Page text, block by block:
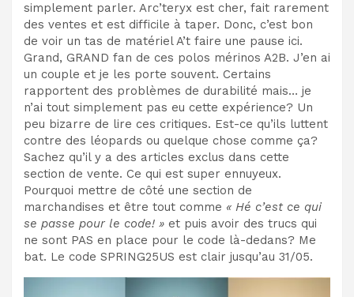
simplement parler. Arc’teryx est cher, fait rarement
des ventes et est difficile à taper. Donc, c’est bon
de voir un tas de matériel A’t faire une pause ici.
Grand, GRAND fan de ces polos mérinos A2B. J’en ai
un couple et je les porte souvent. Certains
rapportent des problèmes de durabilité mais… je
n’ai tout simplement pas eu cette expérience? Un
peu bizarre de lire ces critiques. Est-ce qu’ils luttent
contre des léopards ou quelque chose comme ça?
Sachez qu’il y a des articles exclus dans cette
section de vente. Ce qui est super ennuyeux.
Pourquoi mettre de côté une section de
marchandises et être tout comme « Hé c’est ce qui
se passe pour le code! » et puis avoir des trucs qui
ne sont PAS en place pour le code là-dedans? Me
bat. Le code SPRING25US est clair jusqu’au 31/05.